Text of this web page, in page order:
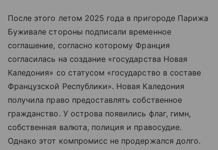
После этого летом 2025 года в пригороде Парижа
Буживале стороны подписали временное
соглашение, согласно которому Франция
согласилась на создание «государства Новая
Каледония» со статусом «государство в составе
Французской Республики». Новая Каледония
получила право предоставлять собственное
гражданство. У острова появились флаг, гимн,
собственная валюта, полиция и правосудие.
Однако этот компромисс не продержался долго.